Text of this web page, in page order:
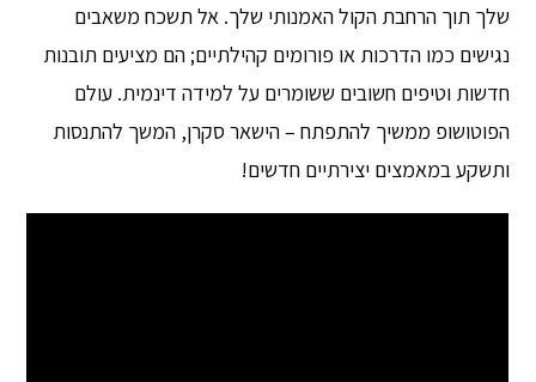
שלך תוך הרחבת הקול האמנותי שלך. אל תשכח משאבים
נגישים כמו הדרכות או פורומים קהילתיים; הם מציעים תובנות
חדשות וטיפים חשובים ששומרים על למידה דינמית. עולם
הפוטושופ ממשיך להתפתח – הישאר סקרן, המשך להתנסות
ותשקע במאמצים יצירתיים חדשים!